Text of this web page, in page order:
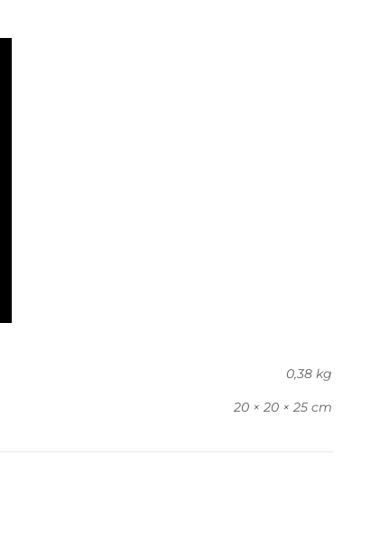
0,38 kg
20 × 20 × 25 cm